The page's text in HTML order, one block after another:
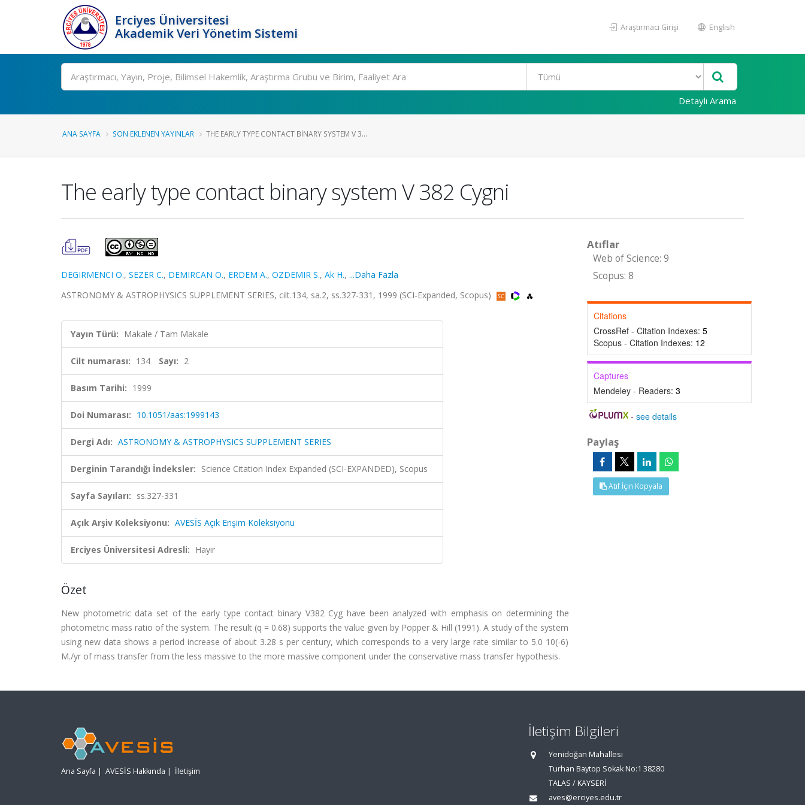
Erciyes Üniversitesi
Akademik Veri Yönetim Sistemi
Araştırmacı Girişi English
Ara
Detaylı Arama
ANA SAYFA SON EKLENEN YAYINLAR THE EARLY TYPE CONTACT BINARY SYSTEM V 3...
The early type contact binary system V 382 Cygni
DEGIRMENCI O., SEZER C., DEMIRCAN O., ERDEM A., OZDEMIR S., Ak H., ...Daha Fazla
ASTRONOMY & ASTROPHYSICS SUPPLEMENT SERIES, cilt.134, sa.2, ss.327-331, 1999 (SCI-Expanded, Scopus)
Yayın Türü: Makale / Tam Makale
Cilt numarası: 134 Sayı: 2
Basım Tarihi: 1999
Doi Numarası: 10.1051/aas:1999143
Dergi Adı: ASTRONOMY & ASTROPHYSICS SUPPLEMENT SERIES
Derginin Tarandığı İndeksler: Science Citation Index Expanded (SCI-EXPANDED), Scopus
Sayfa Sayıları: ss.327-331
Açık Arşiv Koleksiyonu: AVESİS Açık Erişim Koleksiyonu
Erciyes Üniversitesi Adresli: Hayır
Özet
New photometric data set of the early type contact binary V382 Cyg have been analyzed with emphasis on determining the
photometric mass ratio of the system. The result (q = 0.68) supports the value given by Popper & Hill (1991). A study of the system
using new data shows a period increase of about 3.28 s per century, which corresponds to a very large rate similar to 5.0 10(-6)
M./yr of mass transfer from the less massive to the more massive component under the conservative mass transfer hypothesis.
Atıflar
Web of Science: 9
Scopus: 8
Citations
CrossRef - Citation Indexes: 5
Scopus - Citation Indexes: 12
Captures
Mendeley - Readers: 3
-see details
Paylaş
Atıf İçin Kopyala
Ana Sayfa | AVESİS Hakkında | İletişim
İletişim Bilgileri
Yenidoğan Mahallesi
Turhan Baytop Sokak No:1 38280
TALAS / KAYSERİ
aves@erciyes.edu.tr